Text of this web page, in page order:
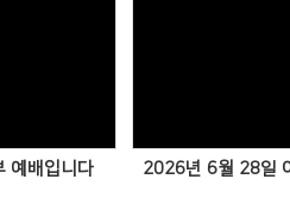
예배입니다 2026년 6월 28일